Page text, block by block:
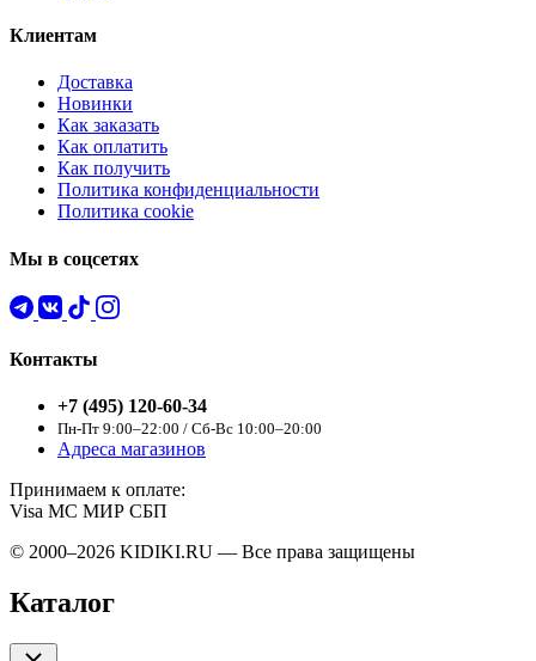
Клиентам
Доставка
Новинки
Как заказать
Как оплатить
Как получить
Политика конфиденциальности
Политика cookie
Мы в соцсетях
Контакты
+7 (495) 120-60-34
Пн-Пт 9:00–22:00 / Сб-Вс 10:00–20:00
Адреса магазинов
Принимаем к оплате:
Visa MC МИР СБП
© 2000–2026 KIDIKI.RU — Все права защищены
Каталог